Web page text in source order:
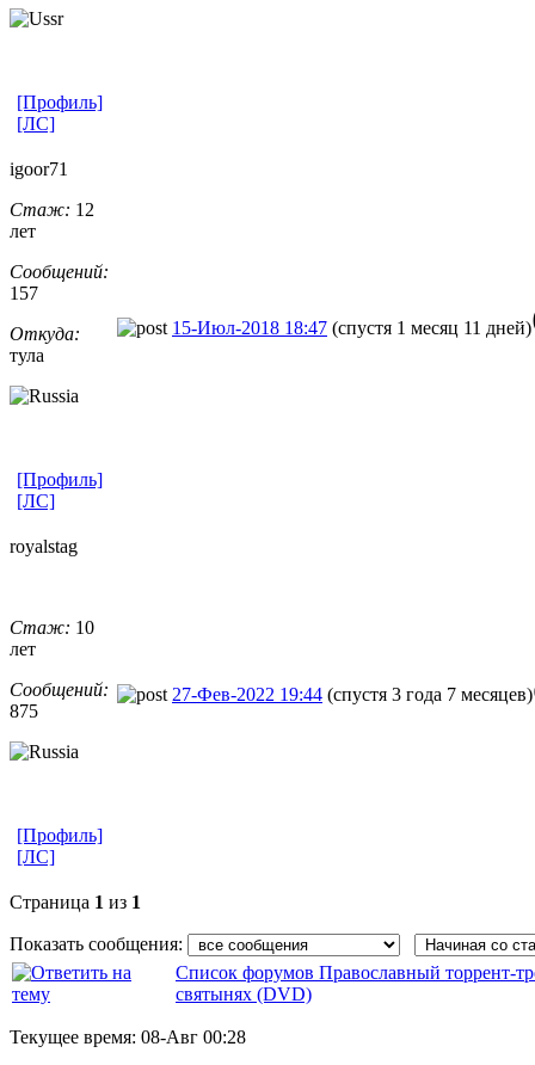
[Профиль]
[ЛС]
igoor71
Стаж: 12
лет
Сообщений:
157
Откуда:
тула
15-Июл-2018 18:47 (спустя 1 месяц 11 дней)
[Профиль]
[ЛС]
royalstag
Стаж: 10
лет
Сообщений:
875
27-Фев-2022 19:44 (спустя 3 года 7 месяцев)
[Профиль]
[ЛС]
Страница 1 из 1
Показать сообщения:
Список форумов Православный торрент-
святынях (DVD)
Текущее время: 08-Авг 00:28